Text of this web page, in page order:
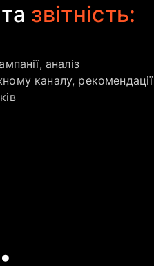
звітність:
аналіз
каналу, рекомендації